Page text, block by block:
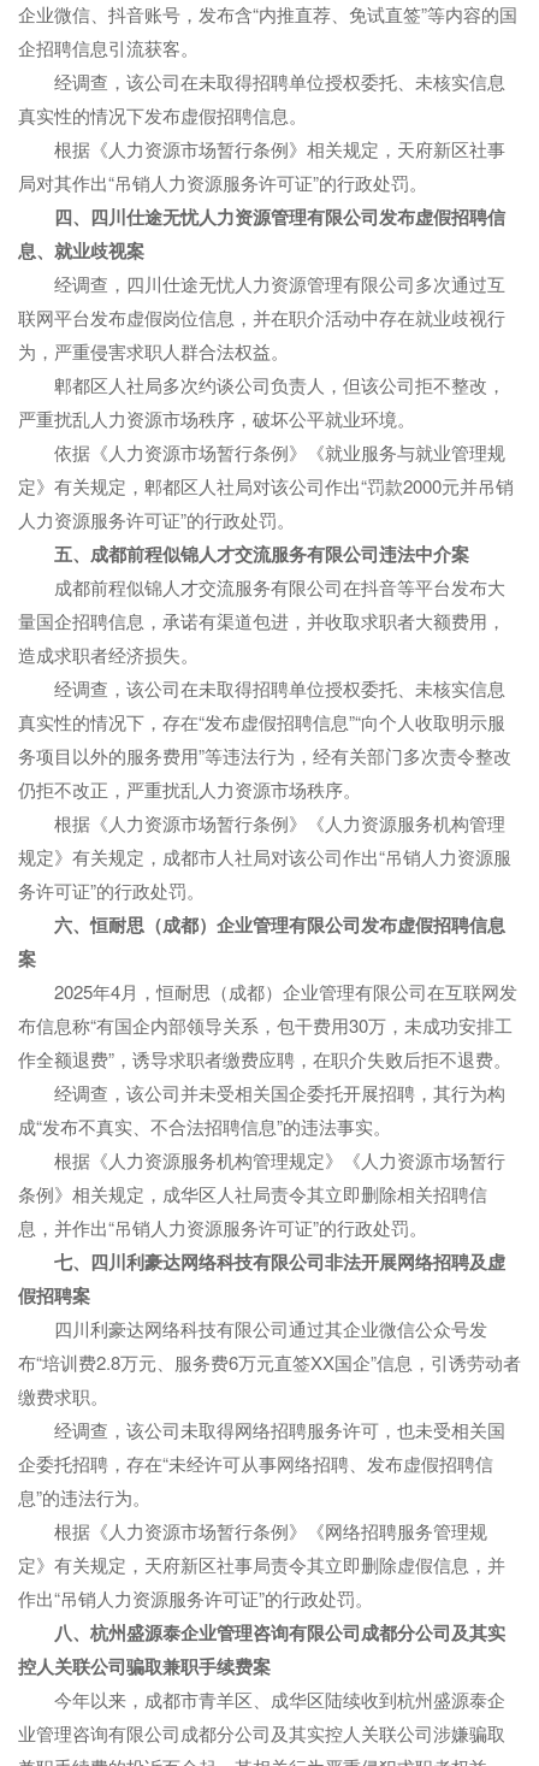
企业微信、抖音账号，发布含“内推直荐、免试直签”等内容的国
企招聘信息引流获客。
经调查，该公司在未取得招聘单位授权委托、未核实信息
真实性的情况下发布虚假招聘信息。
根据《人力资源市场暂行条例》相关规定，天府新区社事
局对其作出“吊销人力资源服务许可证”的行政处罚。
四、四川仕途无忧人力资源管理有限公司发布虚假招聘信
息、就业歧视案
经调查，四川仕途无忧人力资源管理有限公司多次通过互
联网平台发布虚假岗位信息，并在职介活动中存在就业歧视行
为，严重侵害求职人群合法权益。
郫都区人社局多次约谈公司负责人，但该公司拒不整改，
严重扰乱人力资源市场秩序，破坏公平就业环境。
依据《人力资源市场暂行条例》《就业服务与就业管理规
定》有关规定，郫都区人社局对该公司作出“罚款2000元并吊销
人力资源服务许可证”的行政处罚。
五、成都前程似锦人才交流服务有限公司违法中介案
成都前程似锦人才交流服务有限公司在抖音等平台发布大
量国企招聘信息，承诺有渠道包进，并收取求职者大额费用，
造成求职者经济损失。
经调查，该公司在未取得招聘单位授权委托、未核实信息
真实性的情况下，存在“发布虚假招聘信息”“向个人收取明示服
务项目以外的服务费用”等违法行为，经有关部门多次责令整改
仍拒不改正，严重扰乱人力资源市场秩序。
根据《人力资源市场暂行条例》《人力资源服务机构管理
规定》有关规定，成都市人社局对该公司作出“吊销人力资源服
务许可证”的行政处罚。
六、恒耐思（成都）企业管理有限公司发布虚假招聘信息
案
2025年4月，恒耐思（成都）企业管理有限公司在互联网发
布信息称“有国企内部领导关系，包干费用30万，未成功安排工
作全额退费”，诱导求职者缴费应聘，在职介失败后拒不退费。
经调查，该公司并未受相关国企委托开展招聘，其行为构
成“发布不真实、不合法招聘信息”的违法事实。
根据《人力资源服务机构管理规定》《人力资源市场暂行
条例》相关规定，成华区人社局责令其立即删除相关招聘信
息，并作出“吊销人力资源服务许可证”的行政处罚。
七、四川利豪达网络科技有限公司非法开展网络招聘及虚
假招聘案
四川利豪达网络科技有限公司通过其企业微信公众号发
布“培训费2.8万元、服务费6万元直签XX国企”信息，引诱劳动者
缴费求职。
经调查，该公司未取得网络招聘服务许可，也未受相关国
企委托招聘，存在“未经许可从事网络招聘、发布虚假招聘信
息”的违法行为。
根据《人力资源市场暂行条例》《网络招聘服务管理规
定》有关规定，天府新区社事局责令其立即删除虚假信息，并
作出“吊销人力资源服务许可证”的行政处罚。
八、杭州盛源泰企业管理咨询有限公司成都分公司及其实
控人关联公司骗取兼职手续费案
今年以来，成都市青羊区、成华区陆续收到杭州盛源泰企
业管理咨询有限公司成都分公司及其实控人关联公司涉嫌骗取